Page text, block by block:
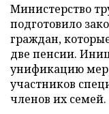
Министерство
подготовило
граждан,
две пенсии.
унификацию
участников
членов их семей.